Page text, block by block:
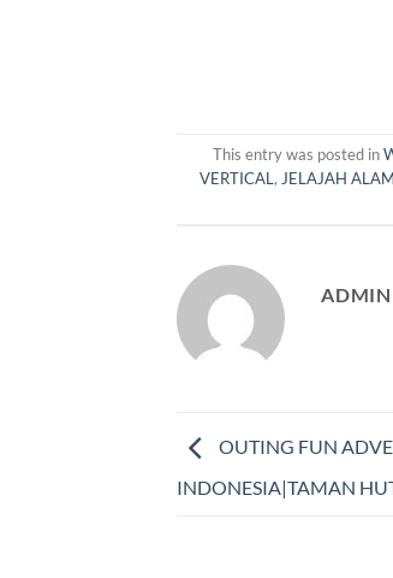
This entry was posted in
VERTICAL , JELAJAH ALAM
OUTING FUN
INDONESIA|TAMAN